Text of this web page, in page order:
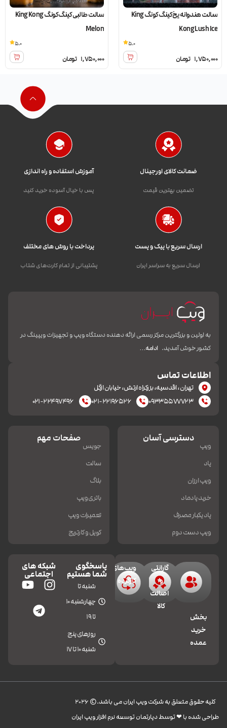
سالت هندوانه یخ کینگ کونگ King
Kong Lush Ice
1,750,000 تومان
5.0
سالت طالبی کینگ کونگ King Kong
Melon
1,750,000 تومان
5.0
ضمانت کالای اورجینال
تضمین بهترین قیمت
آموزش استفاده و راه اندازی
پس با خیال آسوده خرید کنید
ارسال سریع با پیک و پست
ارسال سریع به سراسر ایران
پرداخت با روش های مختلف
پشتیبانی از تمام کارت‌های شتاب
به اولین و بزرگترین مرکز رسمی ارائه دهنده دستگاه ویپ و تجهیزات ویپینگ در
کشور خوش آمدید. ادامه…
اطلاعات تماس
تهران، اقدسیه، بزرکراه ارتش، خیابان ازگل
۰۹۳۳۵۵۷۷۷۲۳
۰۲۱-۲۲۱۹۶۵۲۶ ۰۲۱-۲۲۴۹۷۴۹۶
دسترسی آسان
ویپ
پاد
ویپ ارزان
خرید پادماد
پاد یکبار مصرف
ویپ دست دوم
صفحات مهم
جویس
سالت
بلاگ
باتری ویپ
تعمیرات ویپ
کویل و کارتریج
بخش
خرید
عمده
گارانتی
و
اصالت
کالا
ویپ‌های
کارکرده
پاسخگوی
شما هستیم
شنبه تا
چهارشنبه 10
تا 19
روزهای پنج
شنبه 10 تا 17
شبکه های
اجتماعی
کليه حقوق متعلق به شرکت ویپ ایران می باشد.© 2026
طراحی شده با ❤︎ توسط دپارتمان توسعه نرم افزار ویپ ایران